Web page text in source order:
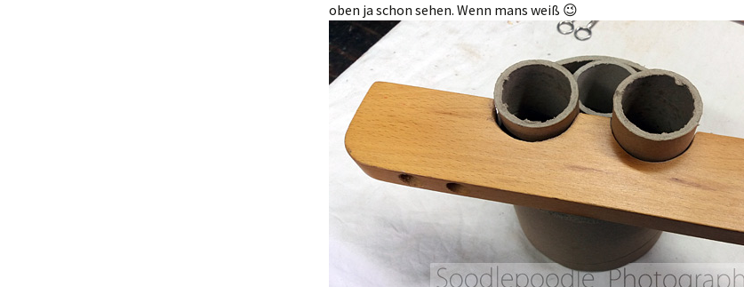
oben ja schon sehen. Wenn mans weiß 😉